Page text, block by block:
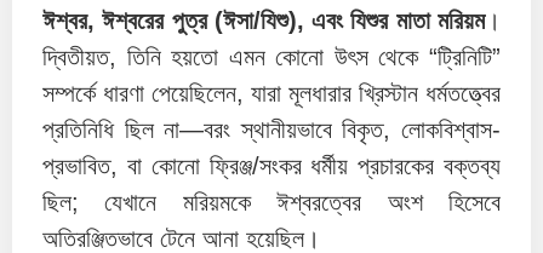
ঈশ্বর, ঈশ্বরের পুত্র (ঈসা/যিশু), এবং যিশুর মাতা মরিয়ম।
দ্বিতীয়ত, তিনি হয়তো এমন কোনো উৎস থেকে “ট্রিনিটি”
সম্পর্কে ধারণা পেয়েছিলেন, যারা মূলধারার খ্রিস্টান ধর্মতত্ত্বের
প্রতিনিধি ছিল না—বরং স্থানীয়ভাবে বিকৃত, লোকবিশ্বাস-
প্রভাবিত, বা কোনো ফ্রিঞ্জ/সংকর ধর্মীয় প্রচারকের বক্তব্য
ছিল; যেখানে মরিয়মকে ঈশ্বরত্বের অংশ হিসেবে
অতিরঞ্জিতভাবে টেনে আনা হয়েছিল।